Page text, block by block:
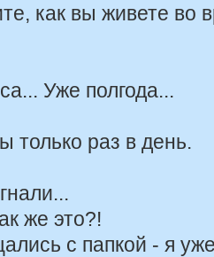
как вы живете во
Уже полгода...
только раз в день.
же это?!
с папкой - я